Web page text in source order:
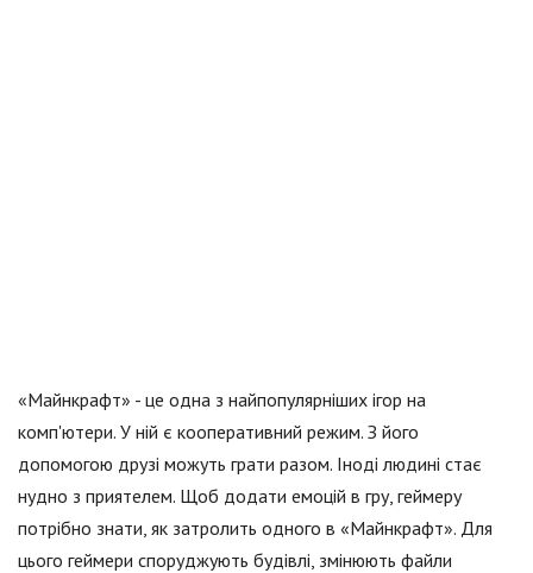
«Майнкрафт» - це одна з найпопулярніших ігор на
комп'ютери. У ній є кооперативний режим. З його
допомогою друзі можуть грати разом. Іноді людині стає
нудно з приятелем. Щоб додати емоцій в гру, геймеру
потрібно знати, як затролить одного в «Майнкрафт». Для
цього геймери споруджують будівлі, змінюють файли